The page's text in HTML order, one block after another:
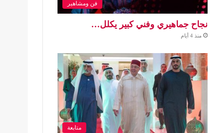
فن ومشاهير
نجاح جماهيري وفني كبير يكلل…
منذ 4 أيام
متابعة